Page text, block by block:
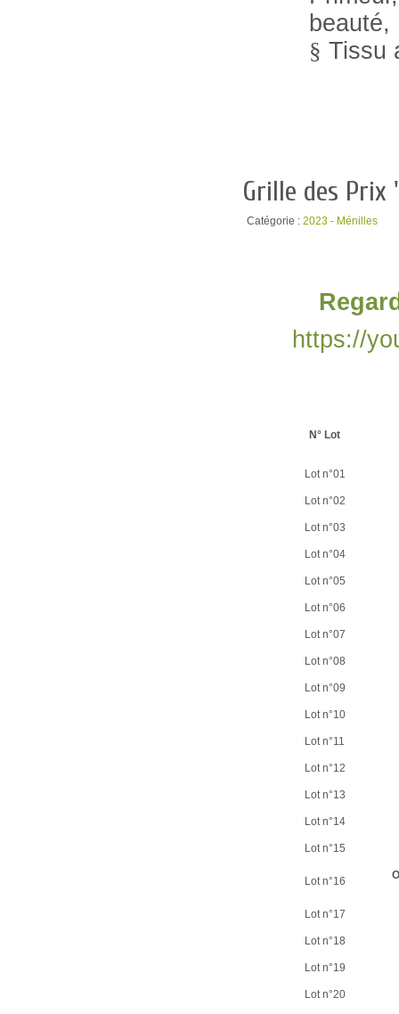
§ Tissu
Grille des Prix
Catégorie : 2023 - Ménilles
https://
N° Lot
Lot n°01
Lot n°02
Lot n°03
Lot n°04
Lot n°05
Lot n°06
Lot n°07
Lot n°08
Lot n°09
Lot n°10
Lot n°11
Lot n°12
Lot n°13
Lot n°14
Lot n°15
Lot n°16
Lot n°17
Lot n°18
Lot n°19
Lot n°20